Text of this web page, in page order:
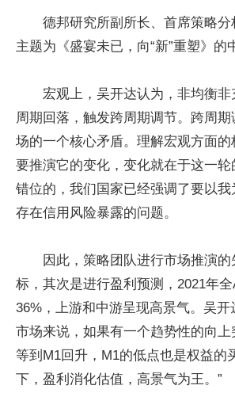
德邦研究所副所长、首席策略分
主题为《盛宴未已，向“新”重塑》的
宏观上，吴开达认为，非均衡
周期回落，触发跨周期调节。跨周
场的一个核心矛盾。理解宏观方面
要推演它的变化，变化就在于这一轮
错位的，我们国家已经强调了要以
存在信用风险暴露的问题。
因此，策略团队进行市场推演
标，其次是进行盈利预测，2021年
36%，上游和中游呈现高景气。吴开
市场来说，如果有一个趋势性的向上
等到M1回升，M1的低点也是权益的
下，盈利消化估值，高景气为王。”